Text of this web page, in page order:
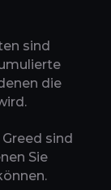
sind
die
sind
Sie